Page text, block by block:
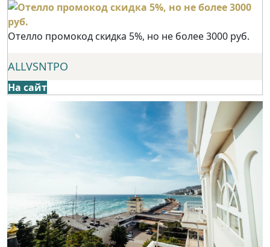
Отелло промокод скидка 5%, но не более 3000 руб.
ALLVSNTPO
На сайт